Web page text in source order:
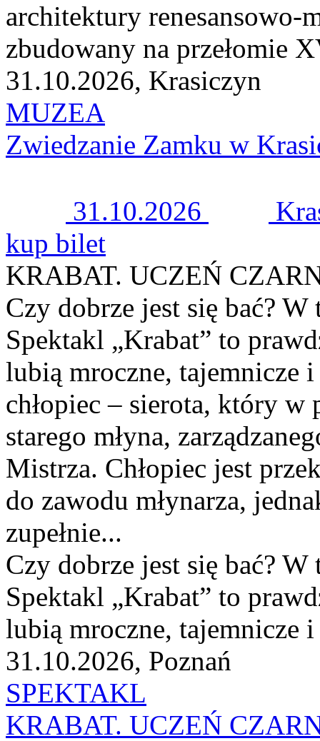
architektury renesansowo-
zbudowany na przełomie
31.10.2026, Krasiczyn
MUZEA
Zwiedzanie Zamku w
31.10.2026
kup bilet
KRABAT. UCZEŃ
Czy dobrze jest się bać?
Spektakl „Krabat” to
lubią mroczne, tajemnicze
chłopiec – sierota, który
starego młyna,
Mistrza. Chłopiec jest
do zawodu młynarza,
zupełnie...
Czy dobrze jest się bać?
Spektakl „Krabat” to
lubią mroczne, tajemnicze
31.10.2026, Poznań
SPEKTAKL
KRABAT. UCZEŃ